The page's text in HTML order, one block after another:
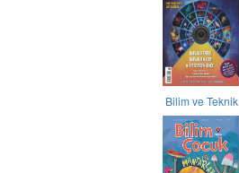
Bilim ve Teknik